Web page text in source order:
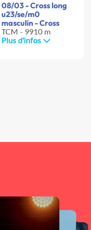
08/03 - Cross long
u23/se/m0
masculin - Cross
TCM - 9910 m
Plus d'infos